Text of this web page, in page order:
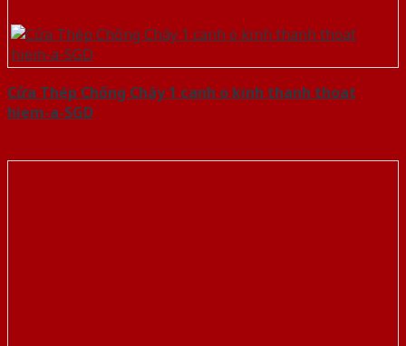
Cửa Thép Chống Cháy 1 canh o kinh thanh thoat
hiem-a-SGD